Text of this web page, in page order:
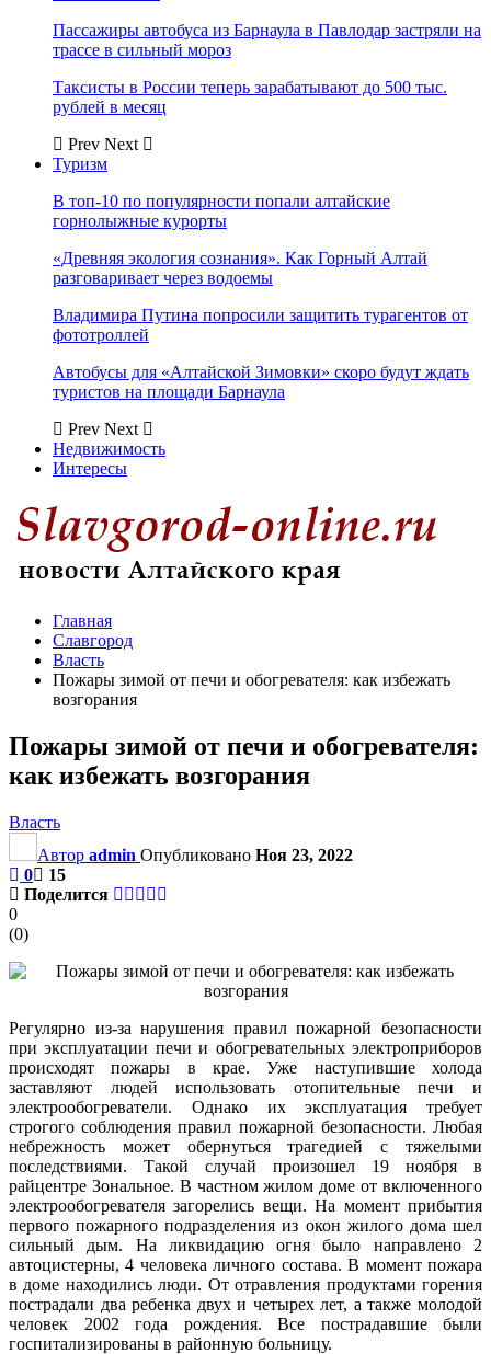
Пассажиры автобуса из Барнаула в Павлодар застряли на
трассе в сильный мороз
Таксисты в России теперь зарабатывают до 500 тыс.
рублей в месяц
Prev Next
Туризм
В топ-10 по популярности попали алтайские
горнолыжные курорты
«Древняя экология сознания». Как Горный Алтай
разговаривает через водоемы
Владимира Путина попросили защитить турагентов от
фототроллей
Автобусы для «Алтайской Зимовки» скоро будут ждать
туристов на площади Барнаула
Prev Next
Недвижимость
Интересы
Главная
Славгород
Власть
Пожары зимой от печи и обогревателя: как избежать
возгорания
Пожары зимой от печи и обогревателя:
как избежать возгорания
Власть
Автор admin Опубликовано Ноя 23, 2022
0
15
Поделится
0
(0)
Регулярно из-за нарушения правил пожарной безопасности
при эксплуатации печи и обогревательных электроприборов
происходят пожары в крае. Уже наступившие холода
заставляют людей использовать отопительные печи и
электрообогреватели. Однако их эксплуатация требует
строгого соблюдения правил пожарной безопасности. Любая
небрежность может обернуться трагедией с тяжелыми
последствиями. Такой случай произошел 19 ноября в
райцентре Зональное. В частном жилом доме от включенного
электрообогревателя загорелись вещи. На момент прибытия
первого пожарного подразделения из окон жилого дома шел
сильный дым. На ликвидацию огня было направлено 2
автоцистерны, 4 человека личного состава. В момент пожара
в доме находились люди. От отравления продуктами горения
пострадали два ребенка двух и четырех лет, а также молодой
человек 2002 года рождения. Все пострадавшие были
госпитализированы в районную больницу.